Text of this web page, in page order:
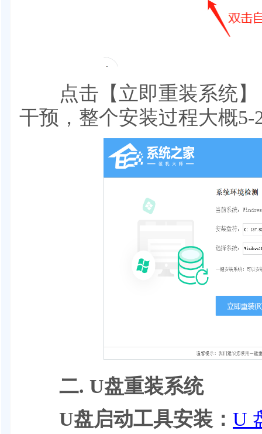
点击【立即重装系统】
干预，整个安装过程大概5-
二. U盘重装系统
U盘启动工具安装： U